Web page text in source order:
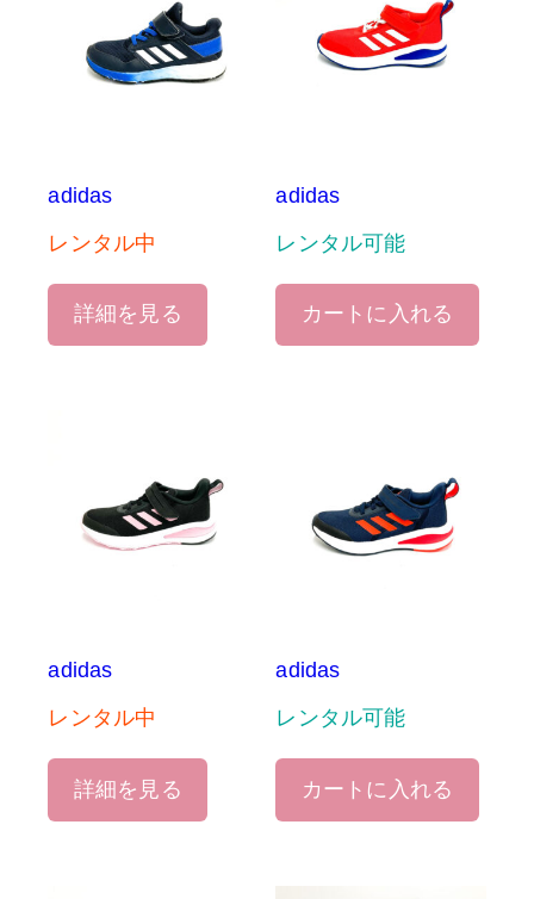
adidas
レンタル中
詳細を見る
adidas
レンタル可能
カートに入れる
adidas
レンタル中
詳細を見る
adidas
レンタル可能
カートに入れる